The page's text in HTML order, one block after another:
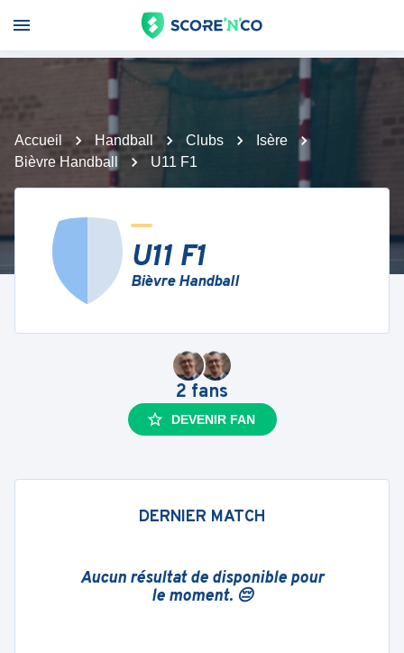
Accueil Handball Clubs
Isère
Bièvre Handball
U11 F1
U11 F1
Bièvre Handball
2 fans
DEVENIR FAN
DERNIER MATCH
Aucun résultat de disponible pour
le moment. 😔